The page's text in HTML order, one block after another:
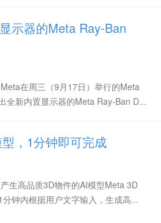
示器的Meta Ray-Ban
在周三（9月17日）举行的Meta
全新内置显示器的Meta Ray-Ban D...
，1分钟即可完成
生高品质3D物件的AI模型Meta 3D
钟内根据用户文字输入，生成高...